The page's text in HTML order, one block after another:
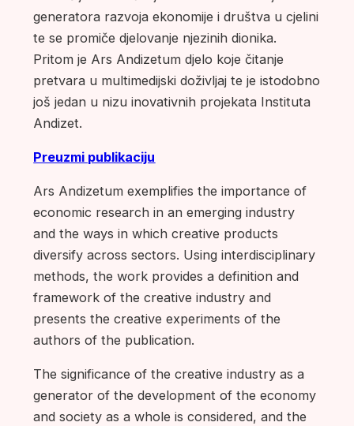
generatora razvoja ekonomije i društva u cjelini
te se promiče djelovanje njezinih dionika.
Pritom je Ars Andizetum djelo koje čitanje
pretvara u multimedijski doživljaj te je istodobno
još jedan u nizu inovativnih projekata Instituta
Andizet.
Preuzmi publikaciju
Ars Andizetum exemplifies the importance of
economic research in an emerging industry
and the ways in which creative products
diversify across sectors. Using interdisciplinary
methods, the work provides a definition and
framework of the creative industry and
presents the creative experiments of the
authors of the publication.
The significance of the creative industry as a
generator of the development of the economy
and society as a whole is considered, and the